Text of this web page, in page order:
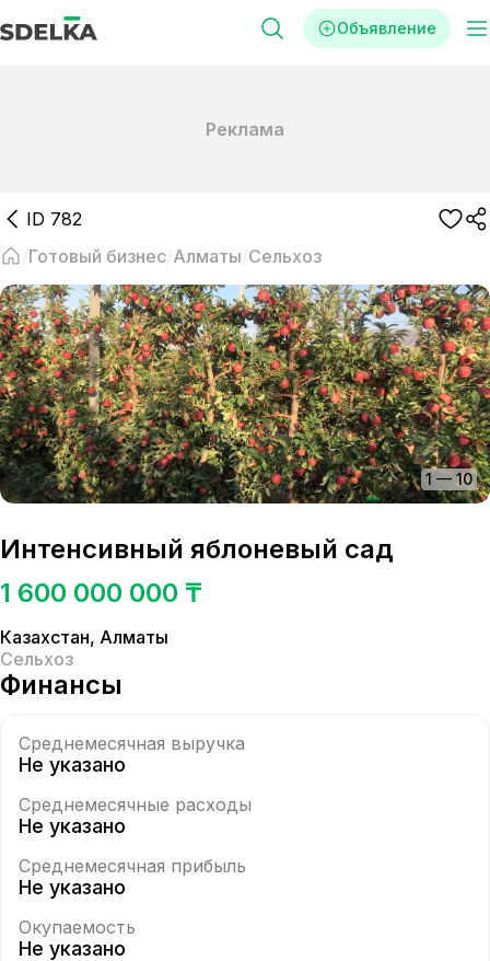
Объявление
Реклама
ID 782
Готовый бизнес Алматы Сельхоз
1 — 10
Интенсивный яблоневый сад
1 600 000 000 ₸
Казахстан, Алматы
Сельхоз
Финансы
Среднемесячная выручка
Не указано
Среднемесячные расходы
Не указано
Среднемесячная прибыль
Не указано
Окупаемость
Не указано